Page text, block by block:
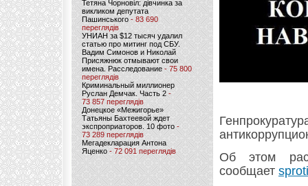
Тетяна Чорновіл: дівчинка за
викликом депутата
Пашинського- 83 690
переглядів
УНИАН за $12 тысяч удалил
статью про митинг под СБУ.
Вадим Симонов и Николай
Присяжнюк отмывают свои
имена. Расследование - 75 800
переглядів
Криминальный миллионер
Руслан Демчак. Часть 2-
73 857 переглядів
Донецкое «Межигорье»
Татьяны Бахтеевой ждет
экспроприаторов. 10 фото -
73 289 переглядів
Мегадекларация Антона
Яценко - 72 091 переглядів
Об этом
сообщает